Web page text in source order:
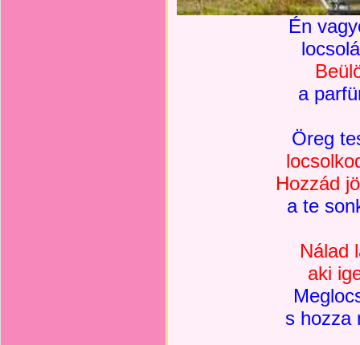
Én
a
Öreg
Hozzád
a te
Nálad
aki
s hozza